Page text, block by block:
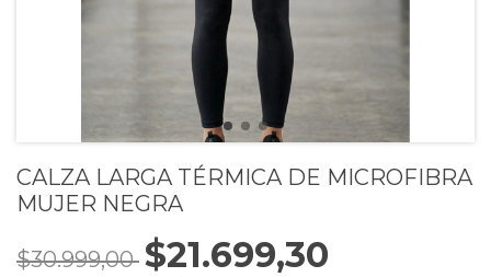
CALZA LARGA TÉRMICA DE MICROFIBRA
MUJER NEGRA
$30.999,00 $21.699,30